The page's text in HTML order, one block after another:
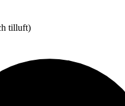
tilluft)